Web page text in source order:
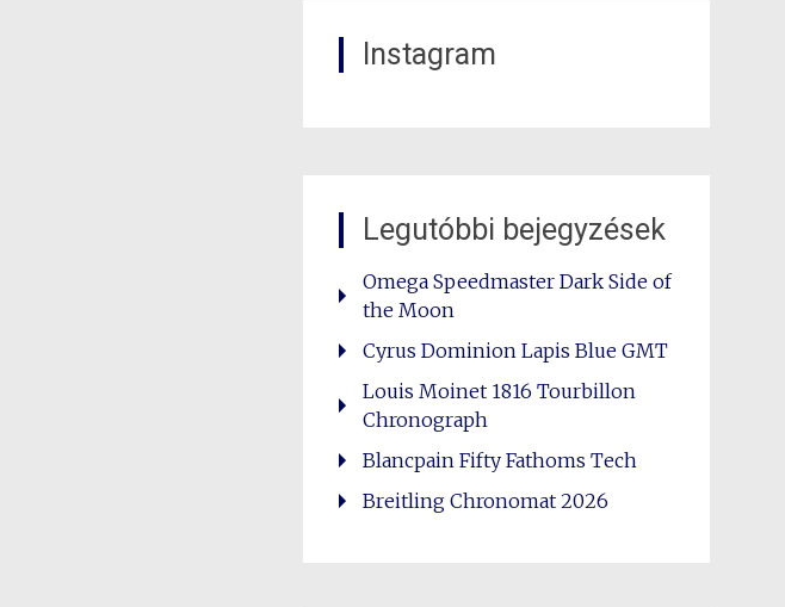
Instagram
Legutóbbi bejegyzések
Omega Speedmaster Dark Side of
the Moon
Cyrus Dominion Lapis Blue GMT
Louis Moinet 1816 Tourbillon
Chronograph
Blancpain Fifty Fathoms Tech
Breitling Chronomat 2026